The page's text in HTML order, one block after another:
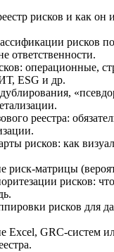
рисков и как он
рисков по
ответственности.
операционные,
ESG и др.
реестра:
рисков: как
риск-матрицы
рисков:
рисков для
Excel, GRC-систем